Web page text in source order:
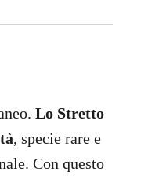
Lo Stretto
, specie rare e
Con questo